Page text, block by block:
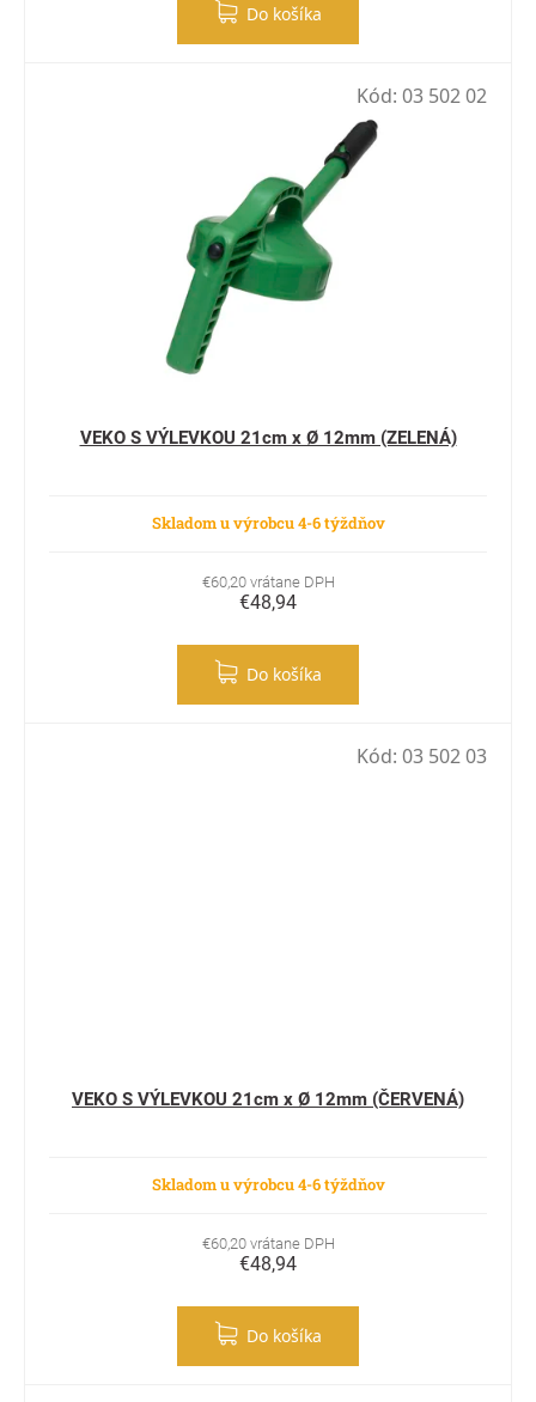
Do košíka
VEKO S VÝLEVKOU 21cm x Ø 12mm (ZELENÁ)
Skladom u výrobcu 4-6 týždňov
€60,20 vrátane DPH
€48,94
Do košíka
Kód: 03 502 02
VEKO S VÝLEVKOU 21cm x Ø 12mm (ČERVENÁ)
Skladom u výrobcu 4-6 týždňov
€60,20 vrátane DPH
€48,94
Do košíka
Kód: 03 502 03